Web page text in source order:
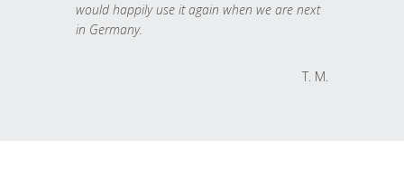
would happily use it again when we are next
in Germany.
T. M.